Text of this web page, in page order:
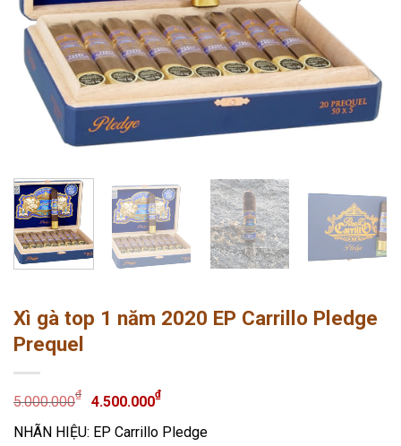
Xì gà top 1 năm 2020 EP Carrillo Pledge
Prequel
5.000.000₫ 4.500.000₫
NHÃN HIỆU: EP Carrillo Pledge